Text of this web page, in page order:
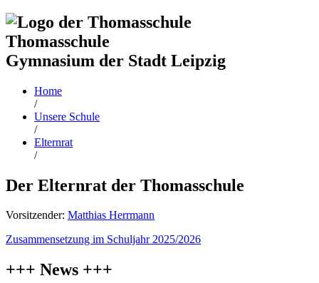
Thomasschule
Gymnasium der Stadt Leipzig
Home
/
Unsere Schule
/
Elternrat
/
Der Elternrat der Thomasschule
Vorsitzender: Matthias Herrmann
Zusammensetzung im Schuljahr 2025/2026
+++ News +++